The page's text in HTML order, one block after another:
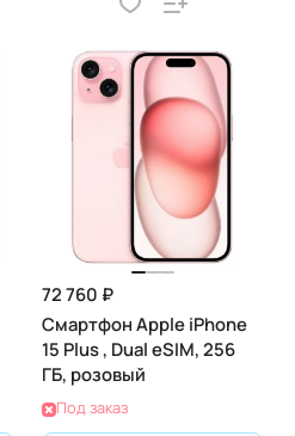
72 760 ₽
Смартфон Apple iPhone
15 Plus , Dual eSIM, 256
ГБ, розовый
Под заказ